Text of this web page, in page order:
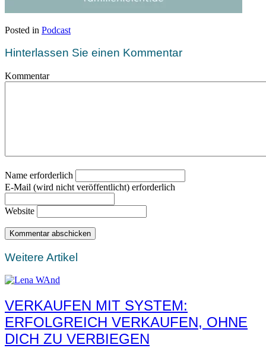
Posted in Podcast
Hinterlassen Sie einen Kommentar
Kommentar
Name erforderlich
E-Mail (wird nicht veröffentlicht) erforderlich
Website
Weitere Artikel
VERKAUFEN MIT SYSTEM:
ERFOLGREICH VERKAUFEN, OHNE
DICH ZU VERBIEGEN